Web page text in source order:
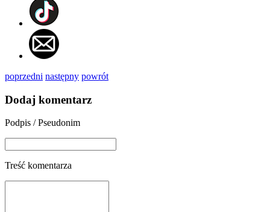
poprzedni następny powrót
Dodaj komentarz
Podpis / Pseudonim
Treść komentarza